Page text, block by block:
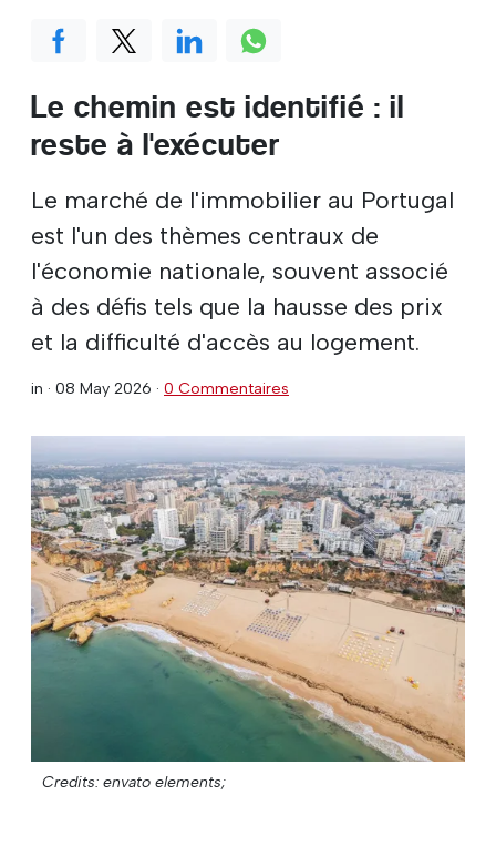
Le chemin est identifié : il
reste à l'exécuter
Le marché de l'immobilier au Portugal
est l'un des thèmes centraux de
l'économie nationale, souvent associé
à des défis tels que la hausse des prix
et la difficulté d'accès au logement.
in · 08 May 2026 · 0 Commentaires
Credits: envato elements;